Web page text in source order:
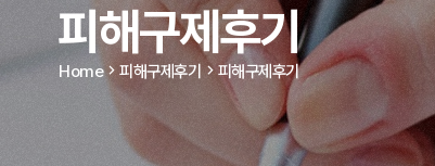
피해구제후기
Home 피해구제후기 피해구제후기